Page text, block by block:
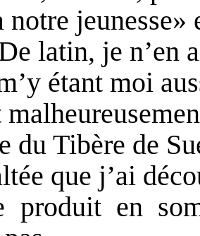
notre jeunesse»
latin, je n’en
étant moi
du Tibère de
que j’ai
produit en